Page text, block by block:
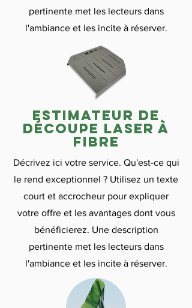
pertinente met les lecteurs dans
l'ambiance et les incite à réserver.
estimateur de
découpe laser à
fibre
Décrivez ici votre service. Qu'est-ce qui
le rend exceptionnel ? Utilisez un texte
court et accrocheur pour expliquer
votre offre et les avantages dont vous
bénéficierez. Une description
pertinente met les lecteurs dans
l'ambiance et les incite à réserver.